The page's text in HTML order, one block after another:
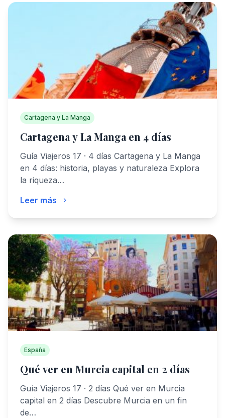
Cartagena y La Manga
Cartagena y La Manga en 4 días
Guía Viajeros 17 · 4 días Cartagena y La Manga
en 4 días: historia, playas y naturaleza Explora
la riqueza…
Leer más
España
Qué ver en Murcia capital en 2 días
Guía Viajeros 17 · 2 días Qué ver en Murcia
capital en 2 días Descubre Murcia en un fin
de…